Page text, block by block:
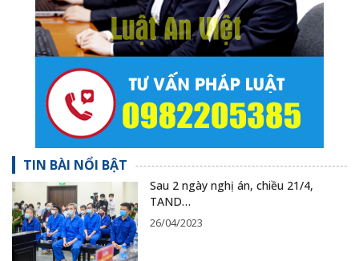
TIN BÀI NỔI BẬT
Sau 2 ngày nghị án, chiều 21/4,
TAND…
26/04/2023